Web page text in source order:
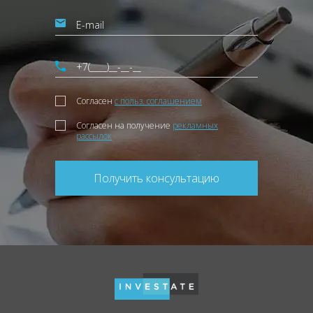
Согласен с польз. соглашением
Согласен на получение рекламных
рассылок
Получить консультацию